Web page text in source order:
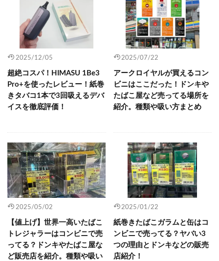
2025/12/05
超絶コスパ！HIMASU 1Be3
Pro+を使ったレビュー！紙巻
きタバコ1本で3回吸えるデバ
イスを徹底評価！
2025/07/22
アークロイヤルが買えるコン
ビニはここだった！ドンキや
たばこ屋など売ってる場所を
紹介。種類や吸い方まとめ
2025/05/02
【値上げ】世界一高いたばこ
トレジャラーはコンビニで売
ってる？ドンキやたばこ屋な
ど販売店を紹介。種類や吸い
2025/01/22
紙巻きたばこガラムと缶はコ
ンビニで売ってる？ヤバい3
つの理由とドンキなどの販売
店紹介！